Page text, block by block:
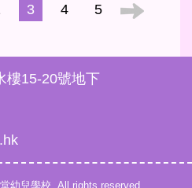
3 4 5
樓15-20號地下
幼兒學校. All rights reserved.